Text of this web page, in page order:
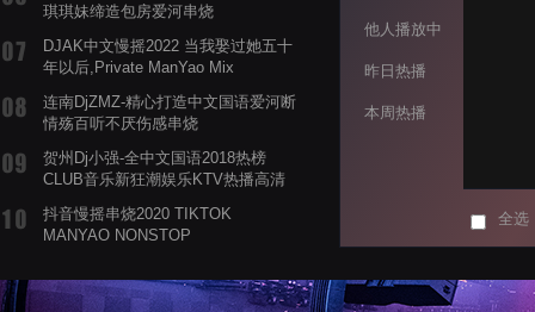
琪琪妹缔造包房爱河串烧
DJAK中文慢摇2022 当我娶过她五十
年以后,Private ManYao Mix
连南DjZMZ-精心打造中文国语爱河断
情殇百听不厌伤感串烧
贺州Dj小强-全中文国语2018热榜
CLUB音乐新狂潮娱乐KTV热播高清
抖音慢摇串烧2020 TIKTOK
MANYAO NONSTOP
蝉爸爸妈妈爱存在夏天的风是想你的
声音啊
他人播放中
昨日热播
本周热播
全选